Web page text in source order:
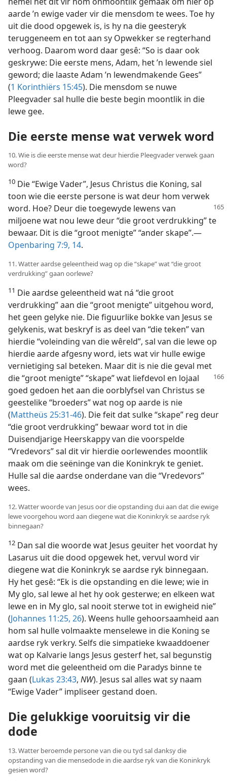
aarde ’n ewige vader vir die mensdom te wees. Toe hy
uit die dood opgewek is, is hy na die geesteryk
teruggeneem en tot aan sy Opwekker se regterhand
verhoog. Daarom word daar gesê: “So is daar ook
geskrywe: Die eerste mens, Adam, het ’n lewende siel
geword; die laaste Adam ’n lewendmakende Gees”
(1 Korinthiërs 15:45). Die mensdom se nuwe
Pleegvader sal hulle die beste begin moontlik in die
lewe gee.
Die eerste mense wat verwek word
10. Wie is die eerste mense wat deur hierdie Pleegvader verwek gaan
word?
10 Die “Ewige Vader”, Jesus Christus die Koning, sal
toon wie die eerste persone is wat deur hom verwek
word. Hoe? Deur die toegewyde lewens van
miljoene wat nou lewe deur “die groot verdrukking” te
bewaar. Dit is die “groot menigte” “ander skape”.—
Openbaring 7:9, 14.
11. Watter aardse geleentheid wag op die “skape” wat “die groot
verdrukking” gaan oorlewe?
11 Die aardse geleentheid wat ná “die groot
verdrukking” aan die “groot menigte” uitgehou word,
het geen gelyke nie. Die figuurlike bokke van Jesus se
gelykenis, wat beskryf is as deel van “die teken” van
hierdie “voleinding van die wêreld”, sal van die lewe op
hierdie aarde afgesny word, iets wat vir hulle ewige
vernietiging sal beteken. Maar dit is nie die geval met
die “groot menigte” “skape” wat liefdevol en lojaal
goed gedoen het aan die oorblyfsel van Christus se
geestelike “broeders” wat nog op aarde is nie
(Mattheüs 25:31-46). Die feit dat sulke “skape” reg deur
“die groot verdrukking” bewaar word tot in die
Duisendjarige Heerskappy van die voorspelde
“Vredevors” sal dit vir hierdie oorlewendes moontlik
maak om die seëninge van die Koninkryk te geniet.
Hulle sal die aardse onderdane van die “Vredevors”
wees.
12. Watter woorde van Jesus oor die opstanding dui aan dat die ewige
lewe voorgehou word aan diegene wat die Koninkryk se aardse ryk
binnegaan?
12 Dan sal die woorde wat Jesus geuiter het voordat hy
Lasarus uit die dood opgewek het, vervul word vir
diegene wat die Koninkryk se aardse ryk binnegaan.
Hy het gesê: “Ek is die opstanding en die lewe; wie in
My glo, sal lewe al het hy ook gesterwe; en elkeen wat
lewe en in My glo, sal nooit sterwe tot in ewigheid nie”
(Johannes 11:25, 26). Weens hulle gehoorsaamheid aan
hom sal hulle volmaakte menselewe in die Koning se
aardse ryk verkry. Selfs die simpatieke kwaaddoener
wat op Kalvarie langs Jesus gesterf het, sal begunstig
word met die geleentheid om die Paradys binne te
gaan (Lukas 23:43, NW). Jesus sal alles wat sy naam
“Ewige Vader” impliseer gestand doen.
Die gelukkige vooruitsig vir die
dode
13. Watter beroemde persone van die ou tyd sal danksy die
opstanding van die mensedode in die aardse ryk van die Koninkryk
gesien word?